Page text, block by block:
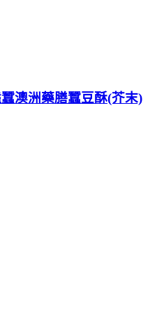
澳洲藥膳蠶豆酥(芥末)